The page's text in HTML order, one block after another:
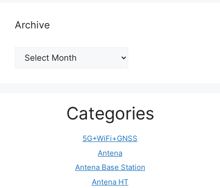
Archive
Archive
Categories
5G+WiFi+GNSS
Antena
Antena Base Station
Antena HT